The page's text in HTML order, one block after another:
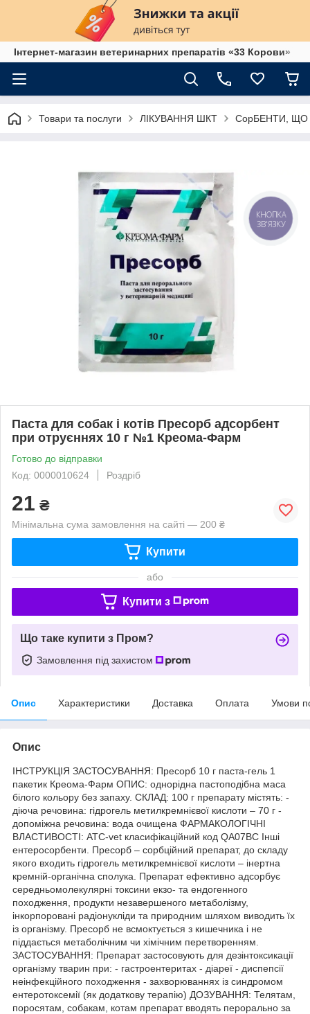
Інтернет-магазин ветеринарних препаратів «33 Корови»
Товари та послуги ЛІКУВАННЯ ШКТ СорБЕНТИ,
Паста для собак і котів Пресорб адсорбент
при отруєннях 10 г №1 Креома-Фарм
Готово до відправки
Код: 0000010624
Роздріб
21 ₴
Мінімальна сума замовлення на сайті — 200 ₴
Купити
або
Купити з
Що таке купити з Пром?
Замовлення під захистом
Опис Характеристики Доставка Оплата Умови
Опис
ІНСТРУКЦІЯ ЗАСТОСУВАННЯ: Пресорб 10 г паста-гель 1
пакетик Креома-Фарм ОПИС: однорідна пастоподібна маса
білого кольору без запаху. СКЛАД: 100 г препарату містять: -
діюча речовина: гідрогель метилкремнієвої кислоти – 70 г -
допоміжна речовина: вода очищена ФАРМАКОЛОГІЧНІ
ВЛАСТИВОСТІ: ATC-vet класифікаційний код QA07ВС Інші
ентеросорбенти. Пресорб – сорбційний препарат, до складу
якого входить гідрогель метилкремнієвої кислоти – інертна
кремній-органічна сполука. Препарат ефективно адсорбує
середньомолекулярні токсини екзо- та ендогенного
походження, продукти незавершеного метаболізму,
інкорпоровані радіонукліди та природним шляхом виводить їх
із організму. Пресорб не всмоктується з кишечника і не
піддається метаболічним чи хімічним перетворенням.
ЗАСТОСУВАННЯ: Препарат застосовують для дезінтоксикації
організму тварин при: - гастроентеритах - діареї - диспепсії
неінфекційного походження - захворюваннях із синдромом
ентеротоксемії (як додаткову терапію) ДОЗУВАННЯ: Телятам,
поросятам, собакам, котам препарат вводять перорально за
КНОПКА
ЗВ'ЯЗКУ